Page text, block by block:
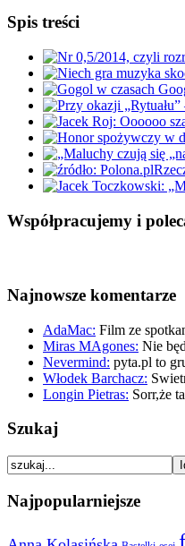
Spis treści
Współpracujemy i
Najnowsze komentarze
AdaMac: Film ze
Miras MAgones: Nie
Nevermind: pyta.pl to
Włodek Barchacz:
Longin Pietras: Sorr,że
Szukaj
Najpopularniejsze